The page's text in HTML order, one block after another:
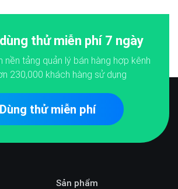
thử miễn phí 7 ngày
nền tảng quản lý bán hàng hợp kênh
230,000 khách hàng sử dụng
Dùng thử miễn phí
Sản phẩm